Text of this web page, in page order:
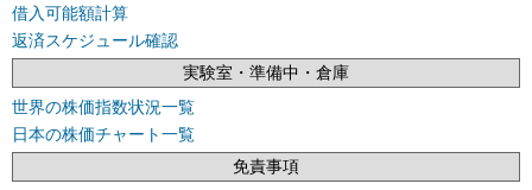
借入可能額計算
返済スケジュール確認
実験室・準備中・倉庫
世界の株価指数状況一覧
日本の株価チャート一覧
免責事項